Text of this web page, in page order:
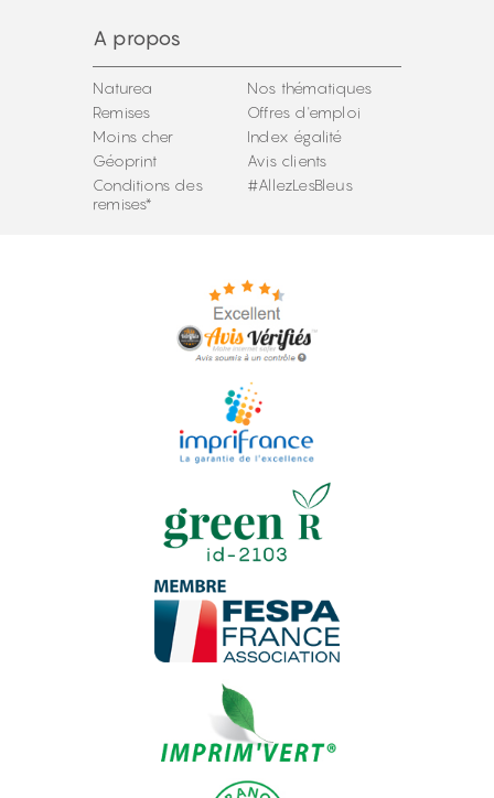
A propos
Naturea
Remises
Moins cher
Géoprint
Conditions des
remises*
Nos thématiques
Offres d'emploi
Index égalité
Avis clients
#AllezLesBleus